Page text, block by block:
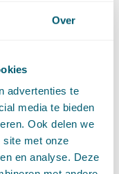
Over
advertenties te
media te bieden
Ook delen we
site met onze
en analyse. Deze